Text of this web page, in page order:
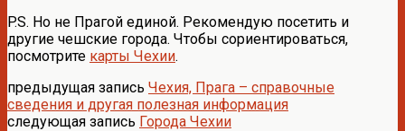
P.S. Но не Прагой единой. Рекомендую посетить и
другие чешские города. Чтобы сориентироваться,
посмотрите карты Чехии.
предыдущая запись Чехия, Прага – справочные
сведения и другая полезная информация
следующая запись Города Чехии